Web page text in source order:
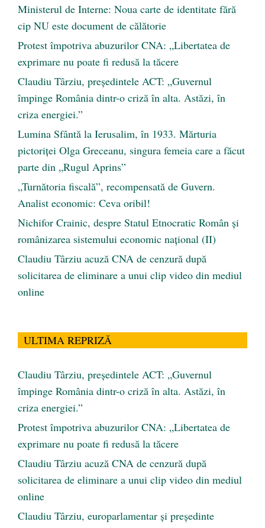
Ministerul de Interne: Noua carte de identitate fără
cip NU este document de călătorie
Protest împotriva abuzurilor CNA: „Libertatea de
exprimare nu poate fi redusă la tăcere
Claudiu Târziu, președintele ACT: „Guvernul
împinge România dintr-o criză în alta. Astăzi, în
criza energiei.”
Lumina Sfântă la Ierusalim, în 1933. Mărturia
pictoriței Olga Greceanu, singura femeia care a făcut
parte din „Rugul Aprins”
„Turnătoria fiscală”, recompensată de Guvern.
Analist economic: Ceva oribil!
Nichifor Crainic, despre Statul Etnocratic Român şi
românizarea sistemului economic naţional (II)
Claudiu Târziu acuză CNA de cenzură după
solicitarea de eliminare a unui clip video din mediul
online
ULTIMA REPRIZĂ
Claudiu Târziu, președintele ACT: „Guvernul
împinge România dintr-o criză în alta. Astăzi, în
criza energiei.”
Protest împotriva abuzurilor CNA: „Libertatea de
exprimare nu poate fi redusă la tăcere
Claudiu Târziu acuză CNA de cenzură după
solicitarea de eliminare a unui clip video din mediul
online
Claudiu Târziu, europarlamentar și președinte